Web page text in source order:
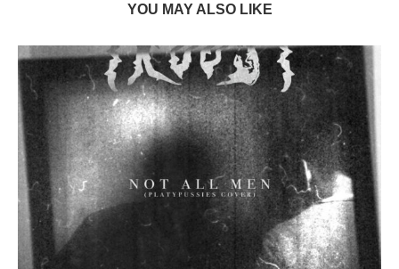
YOU MAY ALSO LIKE